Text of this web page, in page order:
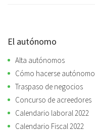
El autónomo
Alta autónomos
Cómo hacerse autónomo
Traspaso de negocios
Concurso de acreedores
Calendario laboral 2022
Calendario Fiscal 2022